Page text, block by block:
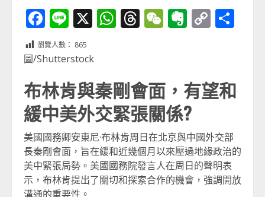
Facebook
Line
X WhatsApp
Threads
WeChat
Evernote
Copy
瀏覽人數： 865
圖/Shutterstock
布林肯與秦剛會面，有望和
緩中美外交緊張關係?
美國國務卿安東尼·布林肯周日在北京與中國外交部
長秦剛會面，旨在緩和近幾個月以來壓過地緣政治的
美中緊張局勢。美國國務院發言人在周日的聲明表
示，布林肯提出了關切和探索合作的機會，強調開放
溝通的重要性。